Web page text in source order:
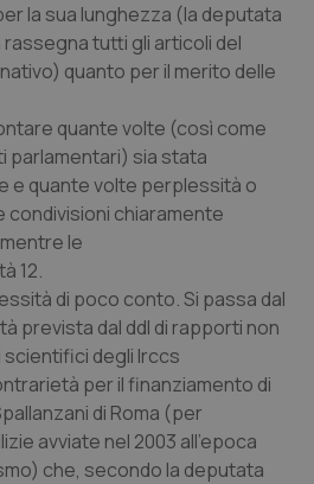
di Bolzano
di Trento
& Rettocolite Ulcerosa
patologie neurodegenerative
la sua lunghezza (la deputata
tutti gli articoli del
quanto per il merito delle
quante volte (così come
parlamentari) sia stata
e quante volte perplessità o
condivisioni chiaramente
le
12.
di poco conto. Si passa dal
prevista dal ddl di rapporti non
degli Irccs
per il finanziamento di
di Roma (per
avviate nel 2003 all’epoca
che, secondo la deputata